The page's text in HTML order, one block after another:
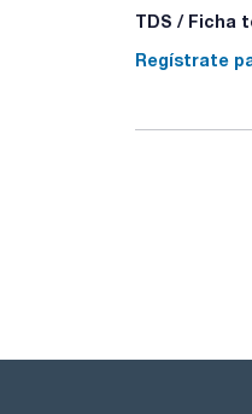
TDS / Ficha
Regístrate